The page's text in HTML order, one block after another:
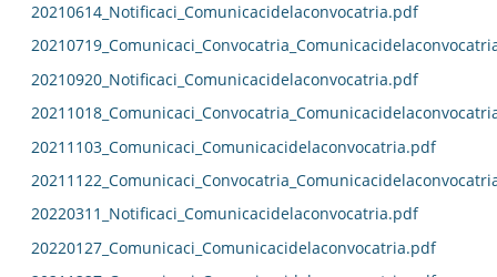
20210614_Notificaci_Comunicacidelaconvocatria.pdf
20210920_Notificaci_Comunicacidelaconvocatria.pdf
20211103_Comunicaci_Comunicacidelaconvocatria.pdf
20220311_Notificaci_Comunicacidelaconvocatria.pdf
20220127_Comunicaci_Comunicacidelaconvocatria.pdf